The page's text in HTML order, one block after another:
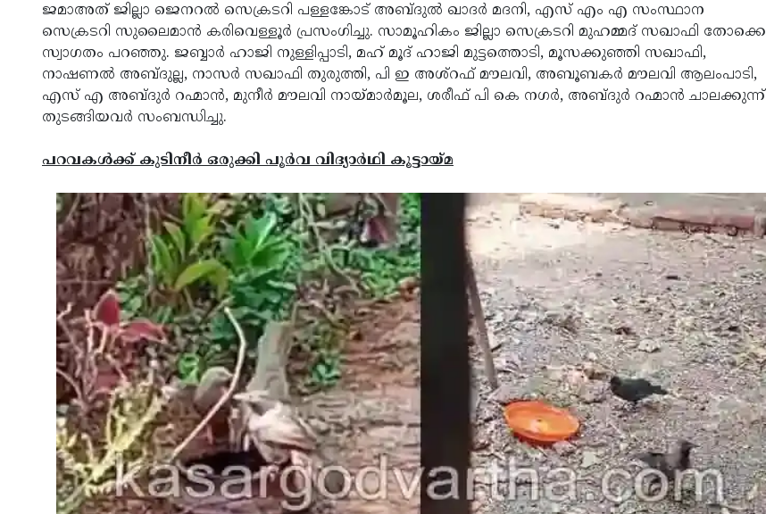
ജമാഅത് ജില്ലാ ജെനറല്‍ സെക്രടറി പള്ളങ്കോട് അബ്ദുല്‍ ഖാദര്‍ മദനി, എസ് എം എ സംസ്ഥാന
സെക്രടറി സുലൈമാന്‍ കരിവെള്ളൂര്‍ പ്രസംഗിച്ചു. സാമൂഹികം ജില്ലാ സെക്രടറി മുഹമ്മദ് സഖാഫി തോക്കെ
സ്വാഗതം പറഞ്ഞു. ജബ്ബാര്‍ ഹാജി നുള്ളിപ്പാടി, മഹ് മൂദ് ഹാജി മുട്ടത്തൊടി, മൂസക്കുഞ്ഞി സഖാഫി,
നാഷണല്‍ അബ്ദുല്ല, നാസര്‍ സഖാഫി തുരുത്തി, പി ഇ അശ്‌റഫ് മൗലവി, അബൂബകര്‍ മൗലവി ആലംപാടി,
എസ് എ അബ്ദുര്‍ റഹ്മാന്‍, മുനീര്‍ മൗലവി നായ്മാര്‍മൂല, ശരീഫ് പി കെ നഗര്‍, അബ്ദുര്‍ റഹ്മാന്‍ ചാലക്കുന്ന്
തുടങ്ങിയവര്‍ സംബന്ധിച്ചു.
പറവകള്‍ക്ക് കുടിനീര്‍ ഒരുക്കി പൂര്‍വ വിദ്യാര്‍ഥി കൂട്ടായ്മ